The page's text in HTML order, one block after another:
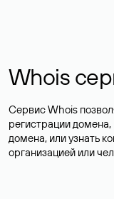
Whois
Сервис Whois
регистрации
домена, или узнать
организацией или